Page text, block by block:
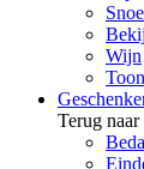
Wijn
Terug naar